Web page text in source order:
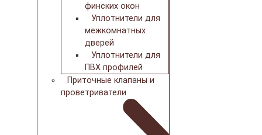
финских окон
Уплотнители для
межкомнатных
дверей
Уплотнители для
ПВХ профилей
Приточные клапаны и
проветриватели